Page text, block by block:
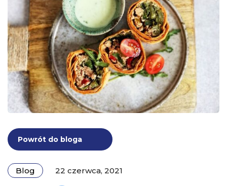
Powrót do bloga
Blog 22 czerwca, 2021